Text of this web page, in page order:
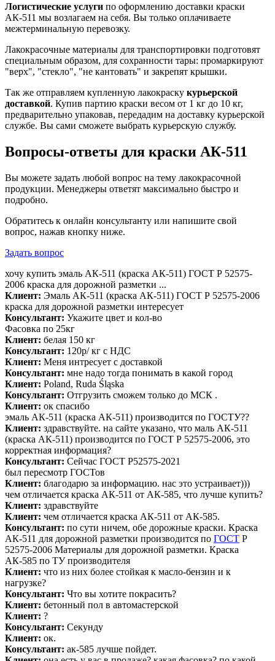
Логистические услуги по оформлению доставки краски
АК-511 мы возлагаем на себя. Вы только оплачиваете
межтерминальную перевозку.
Лакокрасочные материалы для транспортировки подготовят
специальным образом, для сохранности тары: промаркируют
"верх", "стекло", "не кантовать" и закрепят крышки.
Так же отправляем купленную лакокраску курьерской
доставкой. Купив партию краски весом от 1 кг до 10 кг,
предварительно упаковав, передадим на доставку курьерской
службе. Вы сами сможете выбрать курьерскую службу.
Вопросы-ответы для краски АК-511
Вы можете задать любой вопрос на тему лакокрасочной
продукции. Менеджеры ответят максимально быстро и
подробно.
Обратитесь к онлайн консультанту или напишите свой
вопрос, нажав кнопку ниже.
Задать вопрос
хочу купить эмаль АК-511 (краска АК-511) ГОСТ Р 52575-
2006 краска для дорожной разметки ...
Клиент: Эмаль АК-511 (краска АК-511) ГОСТ Р 52575-2006
краска для дорожной разметки интересует
Консультант: Укажите цвет и кол-во
Фасовка по 25кг
Клиент: белая 150 кг
Консультант: 120р/ кг с НДС
Клиент: Меня интресует с доставкой
Консультант: мне надо тогда понимать в какой город
Клиент: Poland, Ruda Śląska
Консультант: Отгрузить сможем только до МСК .
Клиент: ок спасибо
эмаль АК-511 (краска АК-511) производится по ГОСТУ??
Клиент: здравствуйте. на сайте указано, что маль АК-511
(краска АК-511) производится по ГОСТ Р 52575-2006, это
корректная информация?
Консультант: Сейчас ГОСТ Р52575-2021
был пересмотр ГОСТов
Клиент: благодарю за информацию. нас это устраивает)))
чем отличается краска АК-511 от АК-585, что лучше купить?
Клиент: здравствуйте
Клиент: чем отличается краска АК-511 от АК-585.
Консультант: по сути ничем, обе дорожные краски. Краска
АК-511 для дорожной разметки производится по ГОСТ Р
52575-2006 Материалы для дорожной разметки. Краска
АК-585 по ТУ производителя
Клиент: что из них более стойкая к масло-бензин и к
нагрузке?
Консультант: Что вы хотите покрасить?
Клиент: бетонный пол в автомастерской
Клиент: ?
Консультант: Секунду
Клиент: ок.
Консультант: ак-585 лучше пойдет.